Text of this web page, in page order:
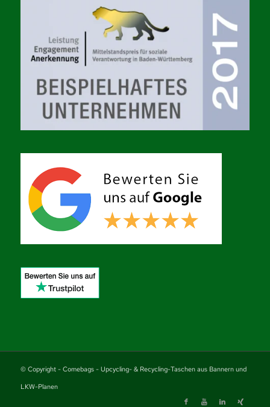
© Copyright - Comebags - Upcycling- & Recycling-Taschen aus Bannern und
LKW-Planen